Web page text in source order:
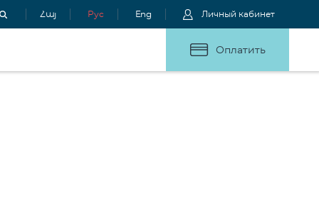
Հայ Рус Eng Личный кабинет
Оплатить